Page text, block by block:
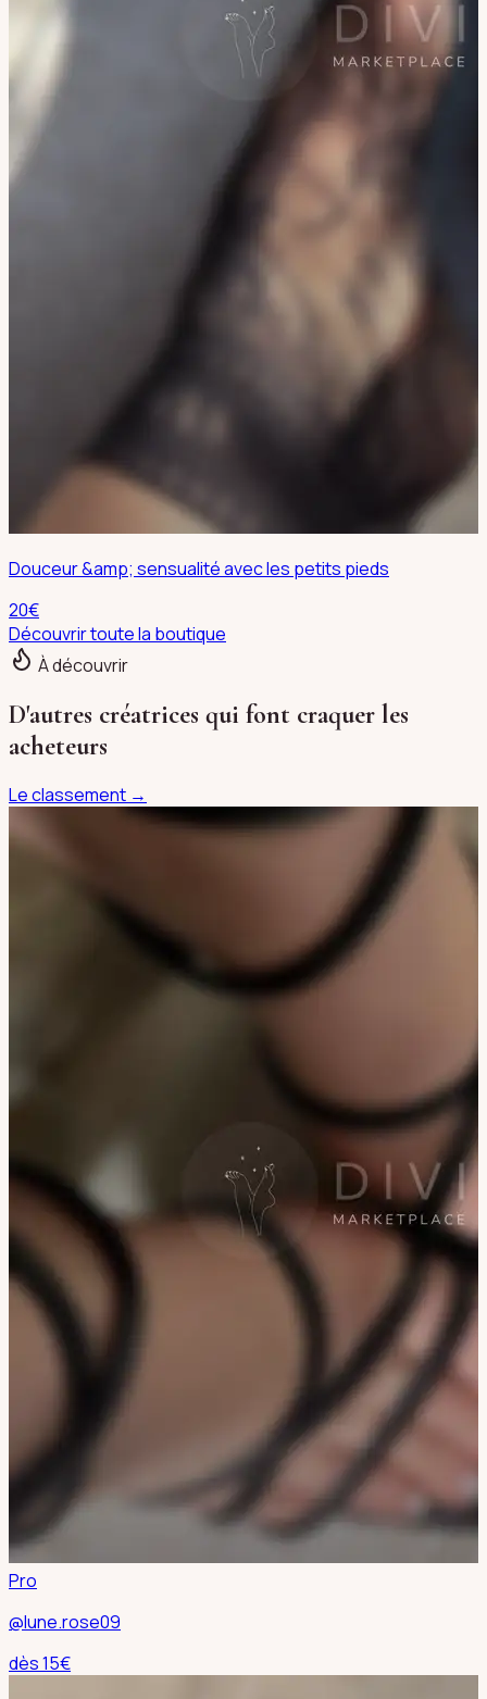
Douceur &amp; sensualité avec les petits pieds
20€
Découvrir toute la boutique
À découvrir
D'autres créatrices qui font craquer les
acheteurs
Le classement →
Pro
@lune.rose09
dès15€